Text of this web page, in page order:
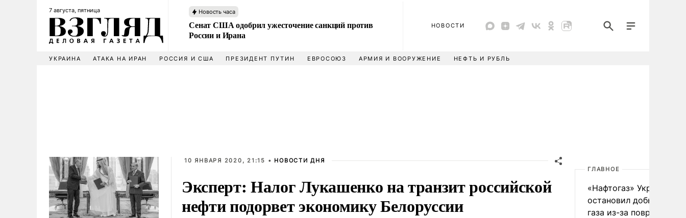
7 августа, пятница Новость часа
Сенат США одобрил ужесточение санкций против
России и Ирана
НОВОСТИ
УКРАИНА АТАКА НА ИРАН РОССИЯ И США ПРЕЗИДЕНТ ПУТИН ЕВРОСОЮЗ АРМИЯ И ВООРУЖЕНИЕ НЕФТЬ И РУБЛЬ
10 ЯНВАРЯ 2020, 21:15 • НОВОСТИ ДНЯ
Эксперт: Налог Лукашенко на транзит российской
нефти подорвет экономику Белоруссии
ГЛАВНОЕ
«Нафтогаз» Украины
остановил добычу
газа из-за повреждения